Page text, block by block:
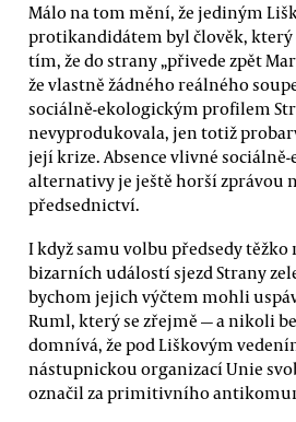
Málo na tom mění, že jediným
protikandidátem byl člověk, který
tím, že do strany „přivede zpět
že vlastně žádného reálného
sociálně-ekologickým profilem
nevyprodukovala, jen totiž
její krize. Absence vlivné
alternativy je ještě horší zprávou
předsednictví.
I když samu volbu předsedy těžko
bizarních událostí sjezd Strany
bychom jejich výčtem mohli
Ruml, který se zřejmě — a nikoli
domnívá, že pod Liškovým
nástupnickou organizací Unie
označil za primitivního